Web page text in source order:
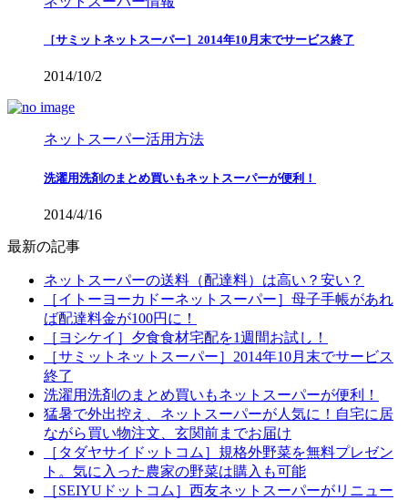
［サミットネットスーパー］2014年10月末でサービス終了
2014/10/2
ネットスーパー活用方法
洗濯用洗剤のまとめ買いもネットスーパーが便利！
2014/4/16
最新の記事
ネットスーパーの送料（配達料）は高い？安い？
［イトーヨーカドーネットスーパー］母子手帳があれ
ば配達料金が100円に！
［ヨシケイ］夕食食材宅配を1週間お試し！
［サミットネットスーパー］2014年10月末でサービス
終了
洗濯用洗剤のまとめ買いもネットスーパーが便利！
猛暑で外出控え、ネットスーパーが人気に！自宅に居
ながら買い物注文、玄関前までお届け
［タダヤサイドットコム］規格外野菜を無料プレゼン
ト。気に入った農家の野菜は購入も可能
［SEIYUドットコム］西友ネットスーパーがリニュー